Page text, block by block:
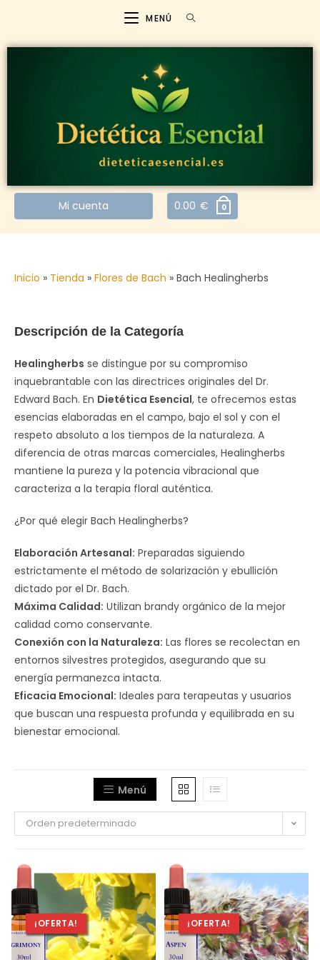
MENÚ
Mi cuenta 0.00 € 0
Inicio » Tienda » Flores de Bach » Bach Healingherbs
Descripción de la Categoría
Healingherbs se distingue por su compromiso
inquebrantable con las directrices originales del Dr.
Edward Bach. En Dietética Esencial, te ofrecemos estas
esencias elaboradas en el campo, bajo el sol y con el
respeto absoluto a los tiempos de la naturaleza. A
diferencia de otras marcas comerciales, Healingherbs
mantiene la pureza y la potencia vibracional que
caracteriza a la terapia floral auténtica.
¿Por qué elegir Bach Healingherbs?
Elaboración Artesanal: Preparadas siguiendo
estrictamente el método de solarización y ebullición
dictado por el Dr. Bach.
Máxima Calidad: Utilizan brandy orgánico de la mejor
calidad como conservante.
Conexión con la Naturaleza: Las flores se recolectan en
entornos silvestres protegidos, asegurando que su
energía permanezca intacta.
Eficacia Emocional: Ideales para terapeutas y usuarios
que buscan una respuesta profunda y equilibrada en su
bienestar emocional.
Menú
Orden predeterminado
¡OFERTA! ¡OFERTA!